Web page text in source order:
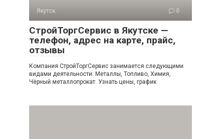
Якутск 0
СтройТоргСервис в Якутске —
телефон, адрес на карте, прайс,
отзывы
Компания СтройТоргСервис занимается следующими
видами деятельности: Металлы, Топливо, Химия,
Чёрный металлопрокат. Узнать цены, график